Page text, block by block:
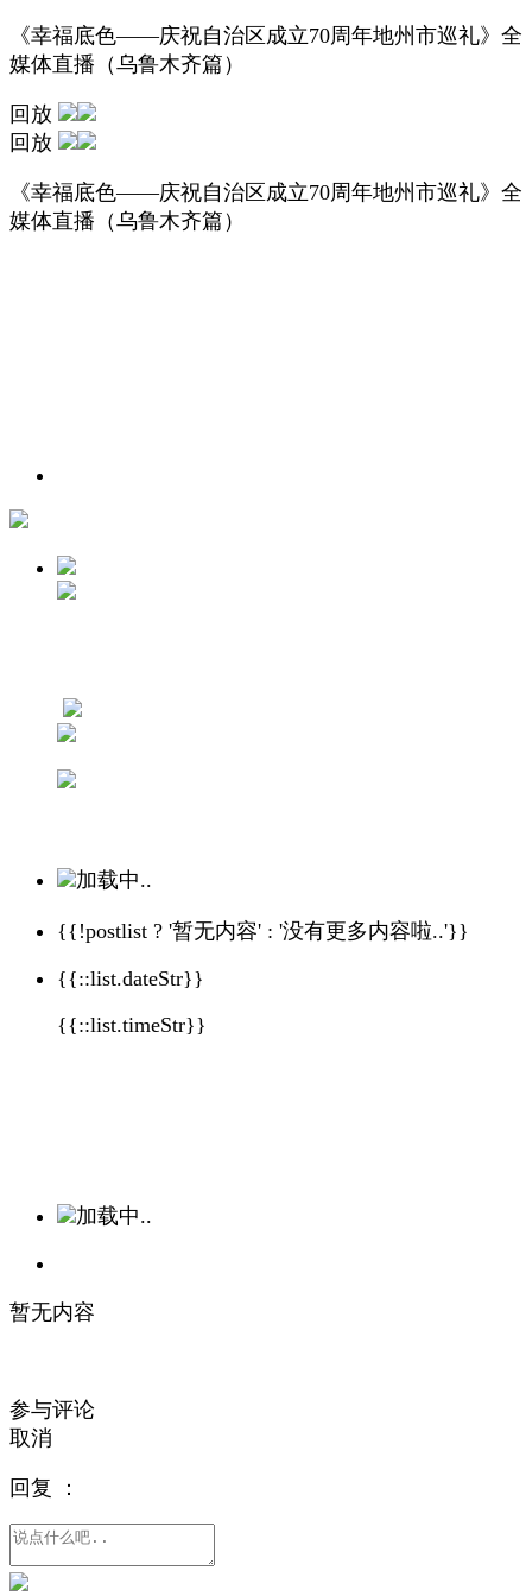
《幸福底色——庆祝自治区成立70周年地州市巡礼》全
媒体直播（乌鲁木齐篇）
回放
回放
《幸福底色——庆祝自治区成立70周年地州市巡礼》全
媒体直播（乌鲁木齐篇）
加载中..
{{!postlist ? '暂无内容' : '没有更多内容啦..'}}
{{::list.dateStr}}
{{::list.timeStr}}
加载中..
暂无内容
参与评论
取消
回复 ：